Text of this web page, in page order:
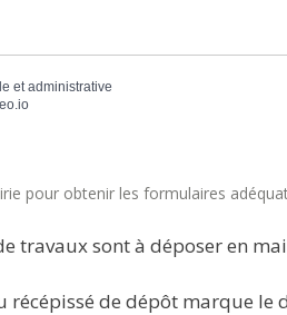
et administrative
pour obtenir les formulaires
travaux sont à déposer en
récépissé de dépôt marque